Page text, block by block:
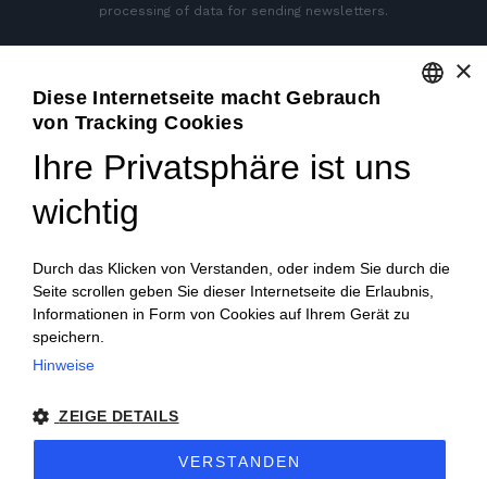
processing of data for sending newsletters.
SEITEN SOZIALEN
© 2018 V2 S.p.A. con Socio Unico -
ITALIAN
PORTUGUESE
×
Diese Internetseite macht Gebrauch
von Tracking Cookies
Ihre Privatsphäre ist uns
wichtig
Durch das Klicken von Verstanden, oder indem Sie durch die
Seite scrollen geben Sie dieser Internetseite die Erlaubnis,
Informationen in Form von Cookies auf Ihrem Gerät zu
speichern.
Hinweise
ZEIGE DETAILS
VERSTANDEN